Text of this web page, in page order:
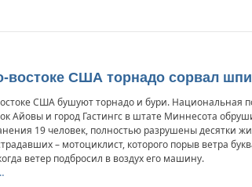
востоке США торнадо сорвал
США бушуют торнадо и бури. Национальная
Айовы и город Гастингс в штате Миннесота
19 человек, полностью разрушены десятки
– мотоциклист, которого порыв ветра
ветер подбросил в воздух его машину.